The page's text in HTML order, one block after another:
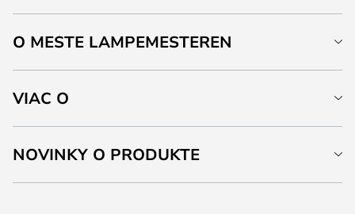
O MESTE LAMPEMESTEREN
VIAC O
NOVINKY O PRODUKTE